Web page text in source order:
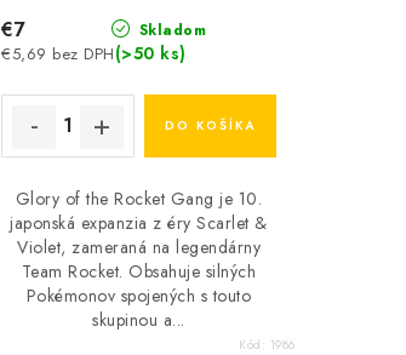
Skladom
(>50 ks)
€5,69 bez DPH
€7
DO KOŠÍKA
Glory of the Rocket Gang je 10.
japonská expanzia z éry Scarlet &
Violet, zameraná na legendárny
Team Rocket. Obsahuje silných
Pokémonov spojených s touto
skupinou a...
Kód: 1986